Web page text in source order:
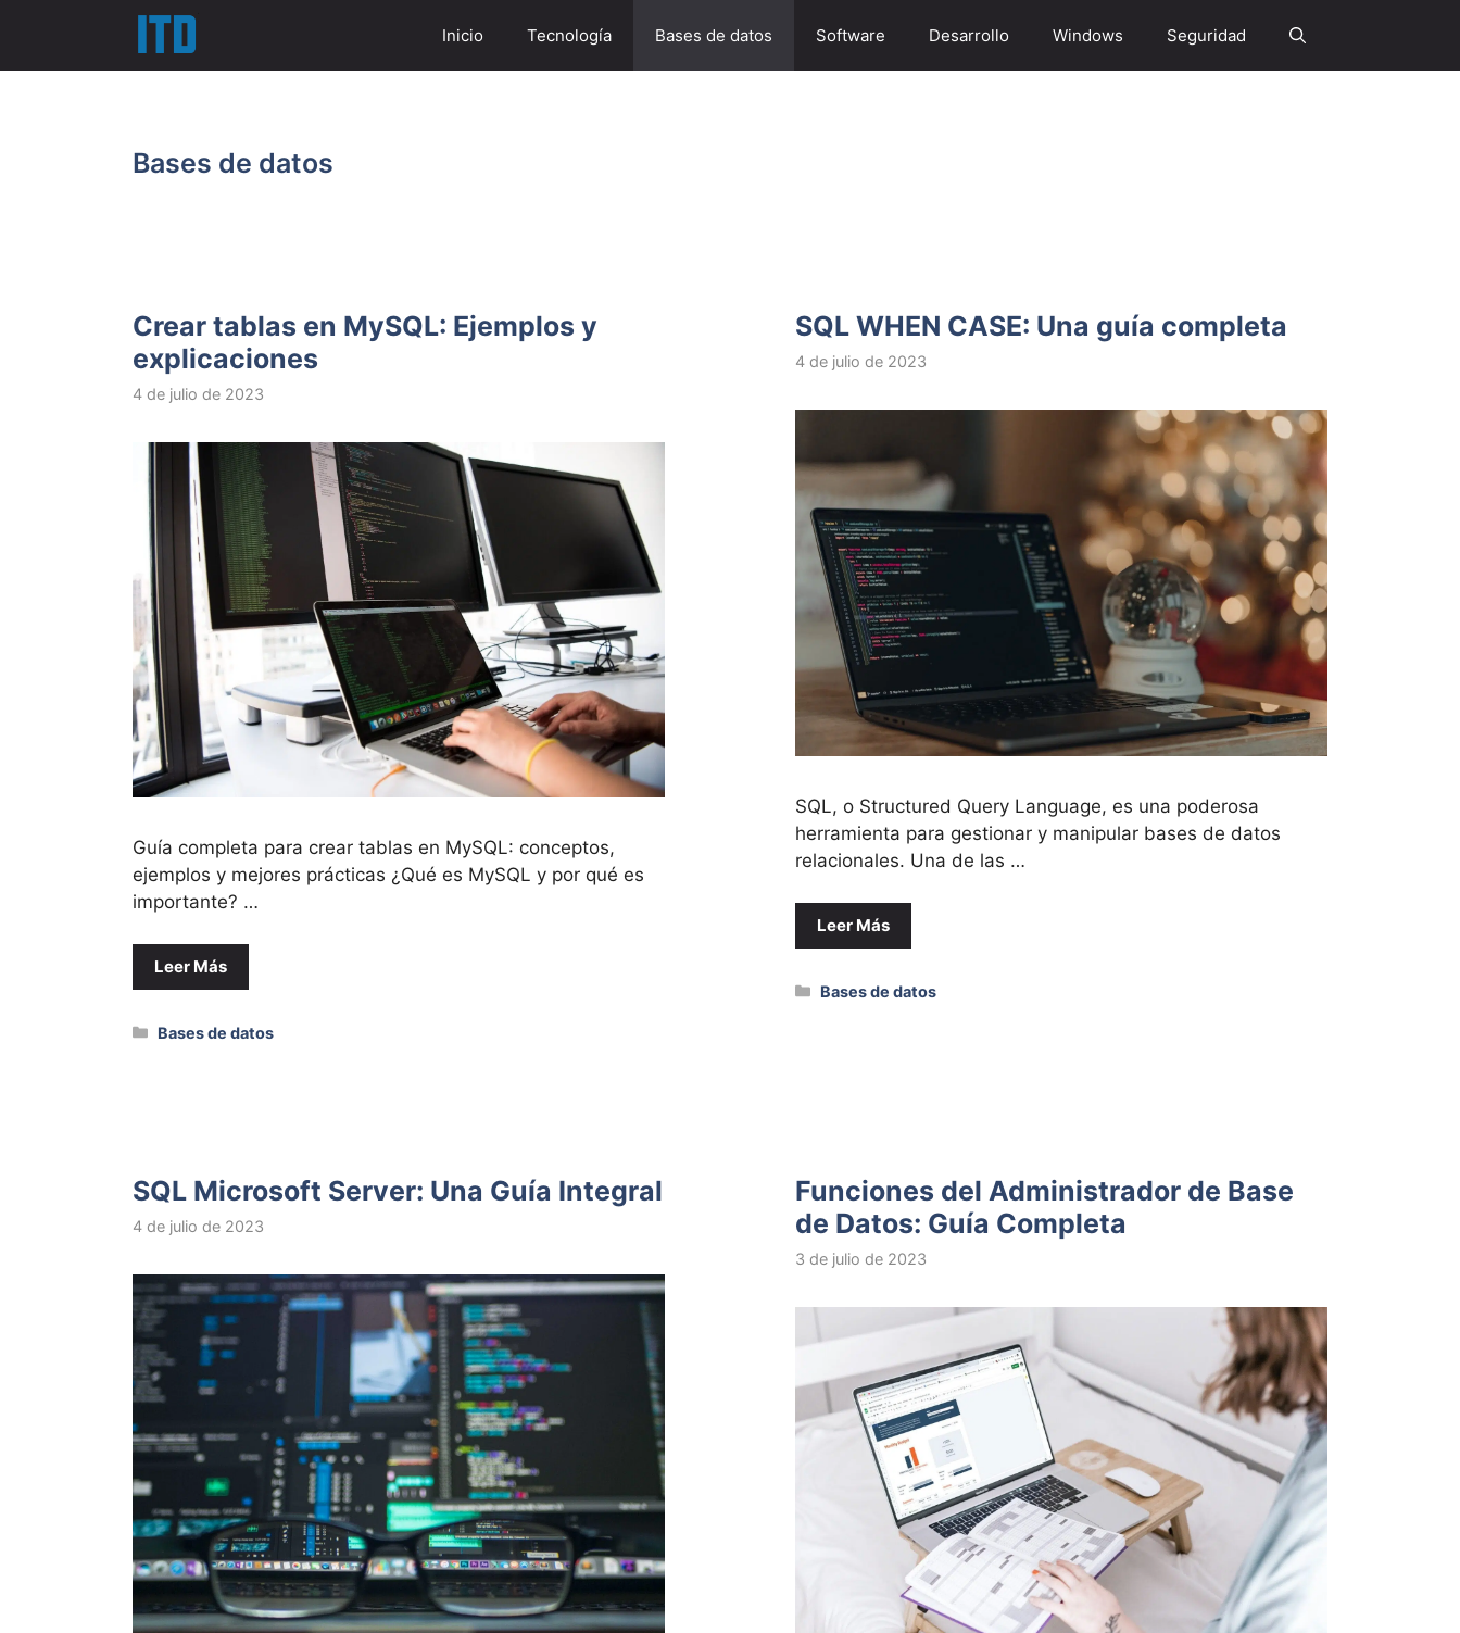
contenido
Inicio Tecnología Bases de datos Software Desarrollo Windows Seguridad
Bases de datos
Crear tablas en MySQL: Ejemplos y
explicaciones
4 de julio de 2023
Guía completa para crear tablas en MySQL: conceptos,
ejemplos y mejores prácticas ¿Qué es MySQL y por qué es
importante? …
Leer Más
Categorías
Bases de datos
SQL WHEN CASE: Una guía completa
4 de julio de 2023
SQL, o Structured Query Language, es una poderosa
herramienta para gestionar y manipular bases de datos
relacionales. Una de las …
Leer Más
Categorías
Bases de datos
SQL Microsoft Server: Una Guía Integral
4 de julio de 2023
Funciones del Administrador de Base
de Datos: Guía Completa
3 de julio de 2023